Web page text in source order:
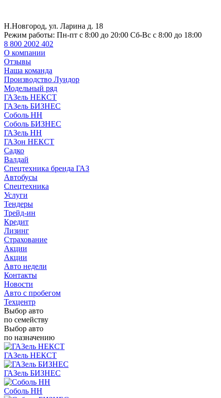
Н.Новгород, ул. Ларина д. 18
Режим работы: Пн-пт с 8:00 до 20:00 Сб-Вс с 8:00 до 18:00
8 800 2002 402
О компании
Отзывы
Наша команда
Производство Луидор
Модельный ряд
ГАЗель НЕКСТ
ГАЗель БИЗНЕС
Соболь НН
Соболь БИЗНЕС
ГАЗель НН
ГАЗон НЕКСТ
Садко
Валдай
Спецтехника бренда ГАЗ
Автобусы
Спецтехника
Услуги
Тендеры
Трейд-ин
Кредит
Лизинг
Страхование
Акции
Акции
Авто недели
Контакты
Новости
Авто с пробегом
Техцентр
Выбор авто
по семейству
Выбор авто
по назначению
ГАЗель НЕКСТ
ГАЗель БИЗНЕС
Соболь НН